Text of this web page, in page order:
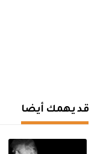
قد يهمك أيضا